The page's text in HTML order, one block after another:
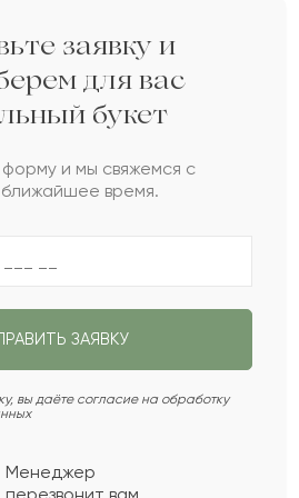
2022-06-19
2022-05-09
заявку и
для вас
букет
и мы свяжемся с
время.
ЗАЯВКУ
вы даёте согласие на обработку
Менеджер